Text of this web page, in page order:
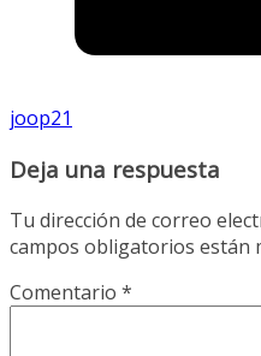
joop21
Deja una respuesta
Tu dirección de correo
campos obligatorios están
Comentario *